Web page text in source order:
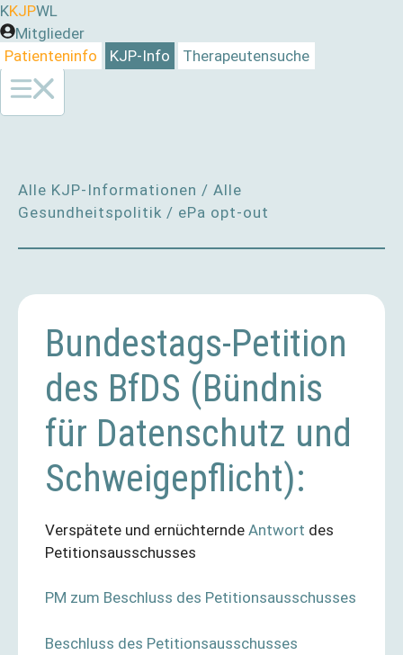
Zum
Inhalt
springen
KKJPWL
Mitglieder
Patienteninfo
KJP-Info Therapeutensuche
Alle KJP-Informationen / Alle
Gesundheitspolitik / ePa opt-out
Bundestags-Petition
des BfDS (Bündnis
für Datenschutz und
Schweigepflicht):
Verspätete und ernüchternde Antwort des
Petitionsausschusses
PM zum Beschluss des Petitionsausschusses
Beschluss des Petitionsausschusses